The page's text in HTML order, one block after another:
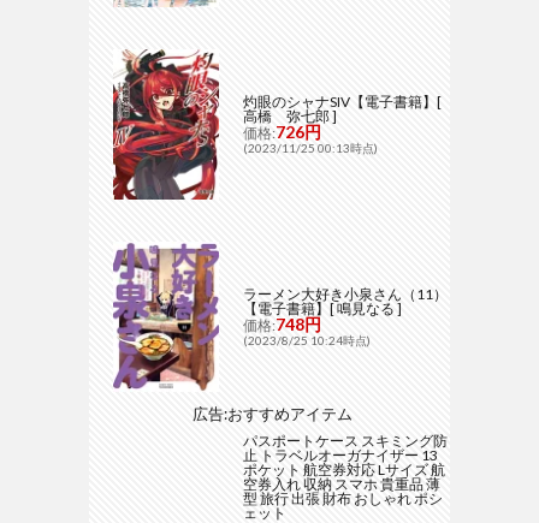
灼眼のシャナSIV【電子書籍】[
高橋 弥七郎 ]
価格:726円
(2023/11/25 00:13時点)
ラーメン大好き小泉さん（11）
【電子書籍】[ 鳴見なる ]
価格:748円
(2023/8/25 10:24時点)
広告:おすすめアイテム
パスポートケース スキミング防
止 トラベルオーガナイザー 13
ポケット 航空券対応 Lサイズ 航
空券入れ 収納 スマホ 貴重品 薄
型 旅行 出張 財布 おしゃれ ポシ
ェット